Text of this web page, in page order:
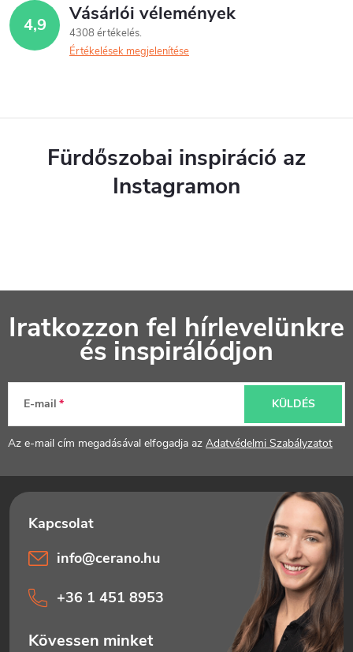
4,9 Vásárlói vélemények
4308 értékelés
Értékelések megjelenítése
Fürdőszobai inspiráció az
Instagramon
á
é
Iratkozzon fel hírlevelünkre
és inspirálódjon
E-mail
Az e-mail cím megadásával elfogadja az Adatvédelmi Szabályzatot
KÜLDÉS
info@cerano.hu
+36 1 451 8953